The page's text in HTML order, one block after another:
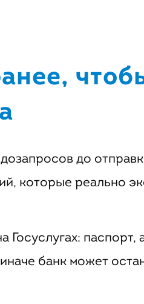
до
которые реально
Госуслугах:
банк может